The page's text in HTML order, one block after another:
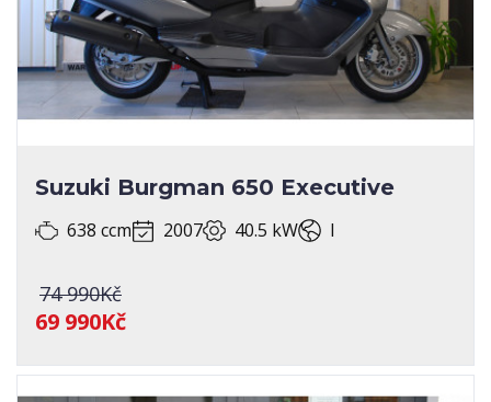
Suzuki Burgman 650 Executive
638 ccm 2007 40.5 kW I
74 990Kč
69 990Kč